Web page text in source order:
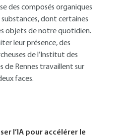
des composés organiques
substances, dont certaines
objets de notre quotidien.
leur présence, des
de l’Institut des
de Rennes travaillent sur
faces.
l’IA pour accélérer le